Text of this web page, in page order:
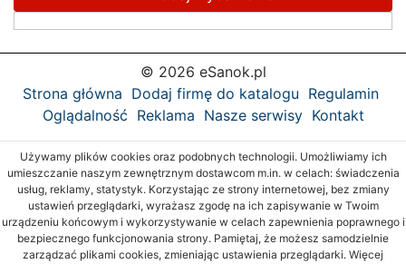
© 2026 eSanok.pl
Strona główna Dodaj firmę do katalogu Regulamin
Oglądalność Reklama Nasze serwisy Kontakt
Używamy plików cookies oraz podobnych technologii. Umożliwiamy ich
umieszczanie naszym zewnętrznym dostawcom m.in. w celach: świadczenia
usług, reklamy, statystyk. Korzystając ze strony internetowej, bez zmiany
ustawień przeglądarki, wyrażasz zgodę na ich zapisywanie w Twoim
urządzeniu końcowym i wykorzystywanie w celach zapewnienia poprawnego i
bezpiecznego funkcjonowania strony. Pamiętaj, że możesz samodzielnie
zarządzać plikami cookies, zmieniając ustawienia przeglądarki. Więcej